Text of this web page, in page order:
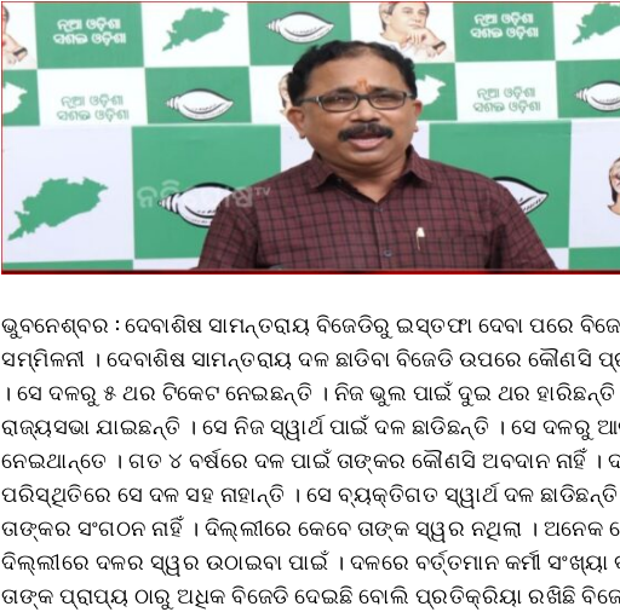
ଭୁବନେଶ୍ବର : ଦେବାଶିଷ ସାମନ୍ତରାୟ ବିଜେଡିରୁ ଇସ୍ତଫା ଦେବା ପରେ
ସମ୍ମିଳନୀ । ଦେବାଶିଷ ସାମନ୍ତରାୟ ଦଳ ଛାଡିବା ବିଜେଡି ଉପରେ କୌଣସି
। ସେ ଦଳରୁ ୫ ଥର ଟିକେଟ ନେଇଛନ୍ତି । ନିଜ ଭୁଲ ପାଇଁ ଦୁଇ ଥର ହାରିଛନ୍ତି
ରାଜ୍ୟସଭା ଯାଇଛନ୍ତି । ସେ ନିଜ ସ୍ୱାର୍ଥ ପାଇଁ ଦଳ ଛାଡିଛନ୍ତି । ସେ ଦଳରୁ
ନେଇଥାନ୍ତେ । ଗତ ୪ ବର୍ଷରେ ଦଳ ପାଇଁ ତାଙ୍କର କୌଣସି ଅବଦାନ ନାହିଁ
ପରିସ୍ଥିତିରେ ସେ ଦଳ ସହ ନାହାନ୍ତି । ସେ ବ୍ୟକ୍ତିଗତ ସ୍ୱାର୍ଥ ଦଳ
ତାଙ୍କର ସଂଗଠନ ନାହିଁ । ଦିଲ୍ଲୀରେ କେବେ ତାଙ୍କ ସ୍ୱର ନଥିଲା । ଅନେକ
ଦିଲ୍ଲୀରେ ଦଳର ସ୍ୱର ଉଠାଇବା ପାଇଁ । ଦଳରେ ବର୍ତ୍ତମାନ କର୍ମୀ
ତାଙ୍କ ପ୍ରାପ୍ୟ ଠାରୁ ଅଧିକ ବିଜେଡି ଦେଇଛି ବୋଲି ପ୍ରତିକ୍ରିୟା ରଖିଛି